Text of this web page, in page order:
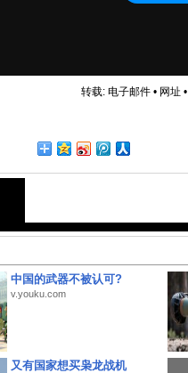
转载: 电子邮件• 网址 •
中国的武器不被认可?
v.youku.com
又有国家想买枭龙战机